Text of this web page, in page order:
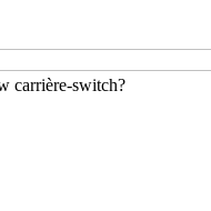
carrière-switch?